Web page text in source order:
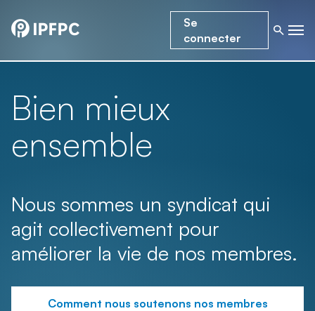
Se
connecter
Bien mieux
ensemble
Nous sommes un syndicat qui
agit collectivement pour
améliorer la vie de nos membres.
Comment nous soutenons nos membres